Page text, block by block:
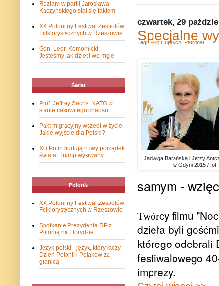
czwartek, 29
Specjalne
Jadwiga Barańska i Jerzy
w Gdyni 2015 /
samym -
Twórcy filmu
dzieła byli
którego odebrali
festiwalowego
imprezy.
Tagi: Filip Cuprych Patronat
Rozłam w partii Jarosława
Kaczyńskiego stał się faktem
XX Polonijny Festiwal Zespołów
Folklorystycznych w Rzeszowie
Gen. Leon Komornicki:
Jesteśmy jak dzieci we mgle
Świat
Prof. Jeffrey Sachs: NATO w
stanie cakowitego chaosu
Pakt migracyjny wszedł w życie.
Jakie wyjście dla Polski?
Xi i Putin budują nowy porządek
świata! Trump wykiwany
Polonia
XX Polonijny Festiwal Zespołów
Folklorystycznych w Rzeszowie
Spotkanie Prezydenta RP z
Polonią na Florydzie
Język polski - język, który łączy.
Dzień Polonii i Polaków za
granicą